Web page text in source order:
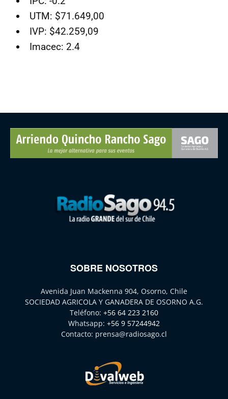
UTM: $71.649,00
IVP: $42.259,09
Imacec: 2.4
SOBRE NOSOTROS
Avenida Juan Mackenna 904, Osorno, Chile
SOCIEDAD AGRICOLA Y GANADERA DE OSORNO A.G.
Teléfono: +56 64 223 2160
Whatsapp: +56 9 57244942
Contacto: prensa@radiosago.cl